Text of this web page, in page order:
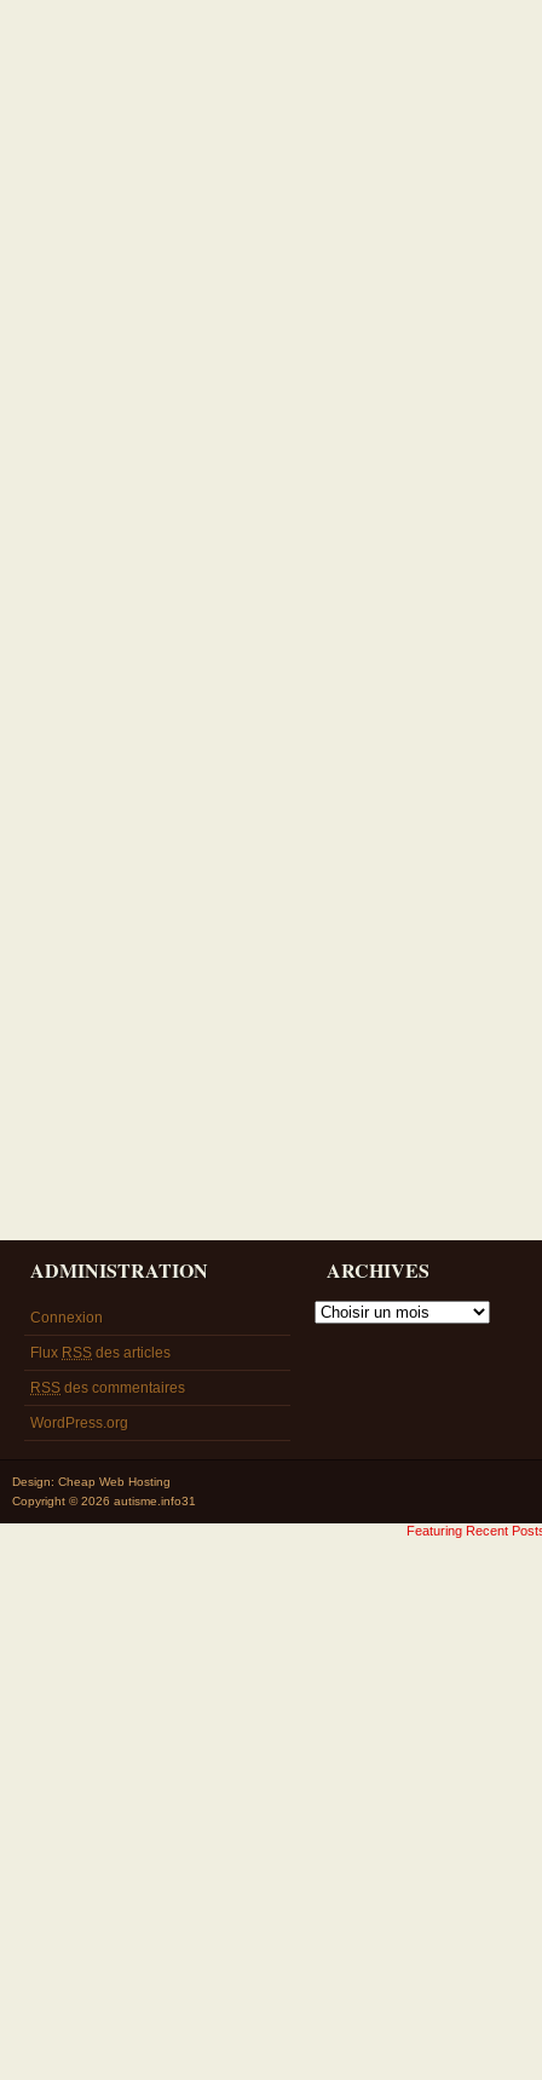
ADMINISTRATION
Connexion
Flux RSS des articles
RSS des commentaires
WordPress.org
ARCHIVES
Design: Cheap Web Hosting
Copyright © 2026 autisme.info31
Featuring Recent